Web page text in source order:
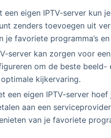
een eigen IPTV-server kun
zenders toevoegen uit
favoriete programma’s
server kan zorgen voor
om de beste
kijkervaring.
een eigen IPTV-server
aan een
van je favoriete